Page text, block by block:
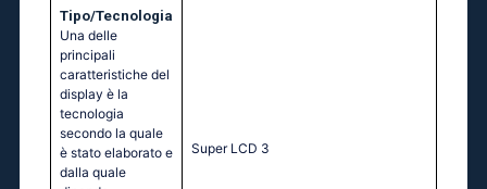
Tipo/Tecnologia
Una delle
principali
caratteristiche del
display è la
tecnologia
secondo la quale
è stato elaborato e
dalla quale
Super LCD 3